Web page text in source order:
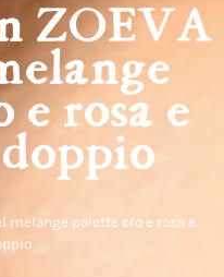
ZOEVA
e rosa e
melange palette oro e rosa e